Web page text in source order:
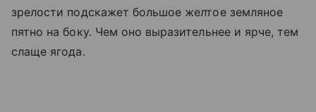
зрелости подскажет большое желтое земляное
пятно на боку. Чем оно выразительнее и ярче, тем
слаще ягода.